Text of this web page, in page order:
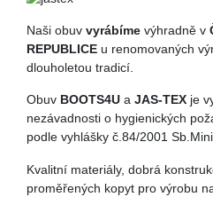
Naši obuv vyrábíme výhradně v
REPUBLICE u renomovaných
dlouholetou tradicí.
Obuv BOOTS4U a JAS-TEX je
nezávadnosti o hygienických
podle vyhlášky č.84/2001
Kvalitní materiály, dobrá
proměřených kopyt pro výrobu